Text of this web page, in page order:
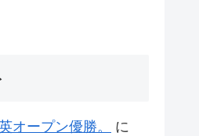
オープン優勝。
に